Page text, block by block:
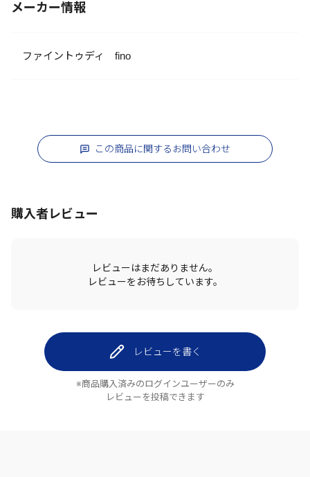
メーカー情報
ファイントゥディ fino
この商品に関するお問い合わせ
購入者レビュー
レビューはまだありません。
レビューをお待ちしています。
レビューを書く
※商品購入済みのログインユーザーのみ
レビューを投稿できます